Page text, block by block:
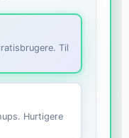
Til
Hurtigere